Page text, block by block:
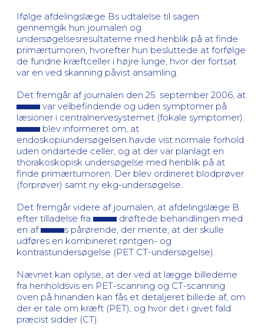
Ifølge afdelingslæge Bs udtalelse til sagen
gennemgik hun journalen og
undersøgelsesresultaterne med henblik på at finde
primærtumoren, hvorefter hun besluttede at forfølge
de fundne kræftceller i højre lunge, hvor der fortsat
var en ved skanning påvist ansamling.
Det fremgår af journalen den 25. september 2006, at
var velbefindende og uden symptomer på
læsioner i centralnervesystemet (fokale symptomer).
blev informeret om, at
endoskopiundersøgelsen havde vist normale forhold
uden ondartede celler, og at der var planlagt en
thorakoskopisk undersøgelse med henblik på at
finde primærtumoren. Der blev ordineret blodprøver
(forprøver) samt ny ekg-undersøgelse.
Det fremgår videre af journalen, at afdelingslæge B
efter tilladelse fra
drøftede behandlingen med
en af
s pårørende, der mente, at der skulle
udføres en kombineret røntgen- og
kontrastundersøgelse (PET CT-undersøgelse).
Nævnet kan oplyse, at der ved at lægge billederne
fra henholdsvis en PET-scanning og CT-scanning
oven på hinanden kan fås et detaljeret billede af, om
der er tale om kræft (PET), og hvor det i givet fald
præcist sidder (CT).